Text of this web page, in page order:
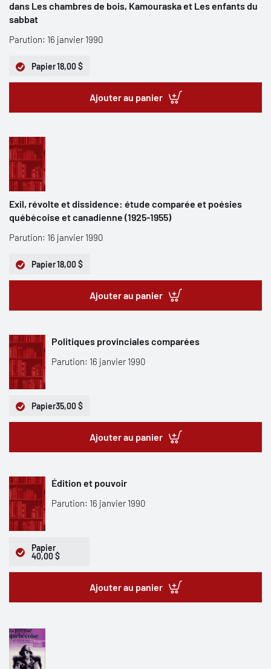
dans Les chambres de bois, Kamouraska et Les enfants du
sabbat
Parution: 16 janvier 1990
Papier18,00 $
Ajouter au panier
Exil, révolte et dissidence: étude comparée et poésies
québécoise et canadienne (1925-1955)
Parution: 16 janvier 1990
Papier18,00 $
Ajouter au panier
Politiques provinciales comparées
Parution: 16 janvier 1990
Papier35,00 $
Ajouter au panier
Édition et pouvoir
Parution: 16 janvier 1990
Papier
40,00 $
Ajouter au panier